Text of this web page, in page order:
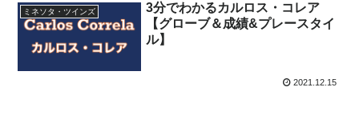
ミネソタ・ツインズ
3分でわかるカルロス・コレア
【グローブ＆成績&プレースタイ
ル】
2021.12.15